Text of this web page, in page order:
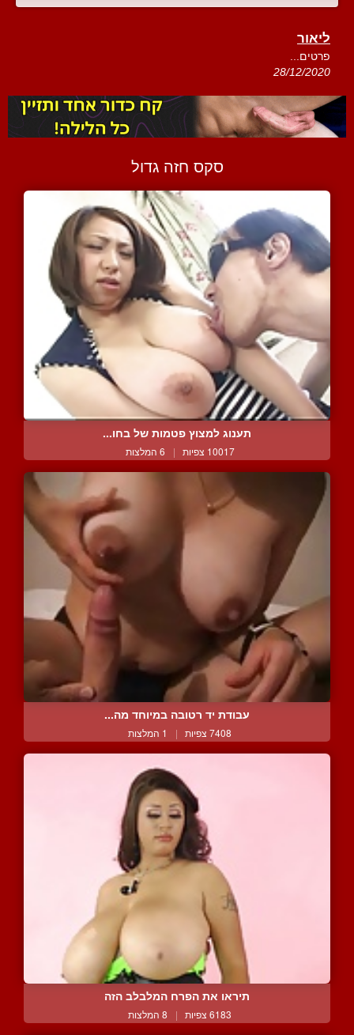
ליאור
פרטים...
28/12/2020
סקס חזה גדול
תענוג למצוץ פטמות של בחו...
10017 צפיות | 6 המלצות
עבודת יד רטובה במיוחד מה...
7408 צפיות | 1 המלצות
תיראו את הפרח המלבלב הזה
6183 צפיות | 8 המלצות